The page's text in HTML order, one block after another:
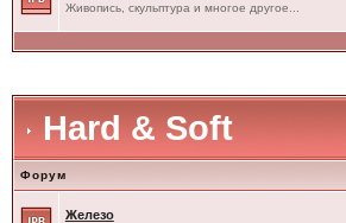
Живопись, скульптура и многое другое...
Hard & Soft
Форум
Железо